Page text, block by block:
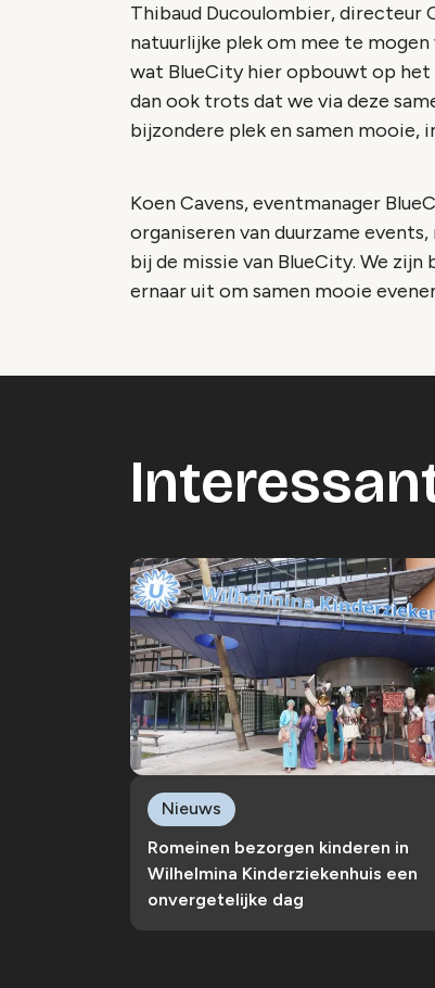
Thibaud Ducoulombier, directeur
natuurlijke plek om mee te
wat BlueCity hier opbouwt op
dan ook trots dat we via deze
bijzondere plek en samen mooie,
Koen Cavens, eventmanager
organiseren van duurzame
bij de missie van BlueCity. We
ernaar uit om samen mooie
Romeinen bezorgen kinderen in
Wilhelmina Kinderziekenhuis een
onvergetelijke dag
Nieuws